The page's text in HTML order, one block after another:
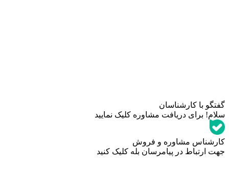
گفتگو با کارشناسان
سلام! برای دریافت مشاوره کلیک نمایید
کارشناس مشاوره و فروش
جهت ارتباط در پیامرسان بله کلیک کنید